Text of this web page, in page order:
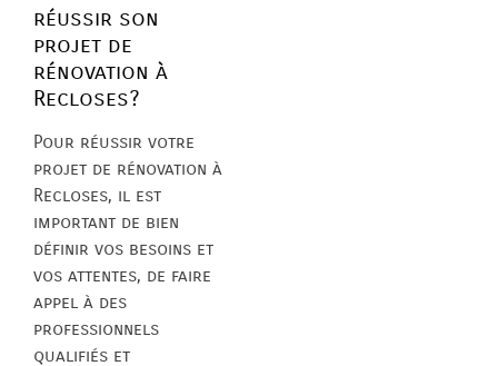
réussir son
projet de
rénovation à
Recloses?
Pour réussir votre
projet de rénovation à
Recloses, il est
important de bien
définir vos besoins et
vos attentes, de faire
appel à des
professionnels
qualifiés et